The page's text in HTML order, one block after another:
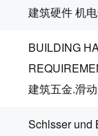
建筑硬件 机
BUILDING
建筑五金.滑
Schlsser und